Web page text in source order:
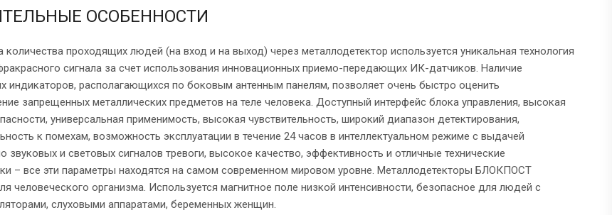
ОСОБЕННОСТИ
количества проходящих людей (на вход и на выход) через металлодетектор используется уникальная технология
сигнала за счет использования инновационных приемо-передающих ИК-датчиков. Наличие
индикаторов, располагающихся по боковым антенным панелям, позволяет очень быстро оценить
запрещенных металлических предметов на теле человека. Доступный интерфейс блока управления, высокая
универсальная применимость, высокая чувствительность, широкий диапазон детектирования,
к помехам, возможность эксплуатации в течение 24 часов в интеллектуальном режиме с выдачей
звуковых и световых сигналов тревоги, высокое качество, эффективность и отличные технические
– все эти параметры находятся на самом современном мировом уровне. Металлодетекторы БЛОКПОСТ
человеческого организма. Используется магнитное поле низкой интенсивности, безопасное для людей с
слуховыми аппаратами, беременных женщин.